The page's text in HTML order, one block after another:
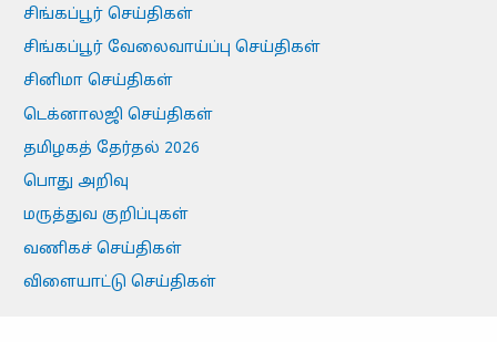
சிங்கப்பூர் செய்திகள்
சிங்கப்பூர் வேலைவாய்ப்பு செய்திகள்
சினிமா செய்திகள்
டெக்னாலஜி செய்திகள்
தமிழகத் தேர்தல் 2026
பொது அறிவு
மருத்துவ குறிப்புகள்
வணிகச் செய்திகள்
விளையாட்டு செய்திகள்